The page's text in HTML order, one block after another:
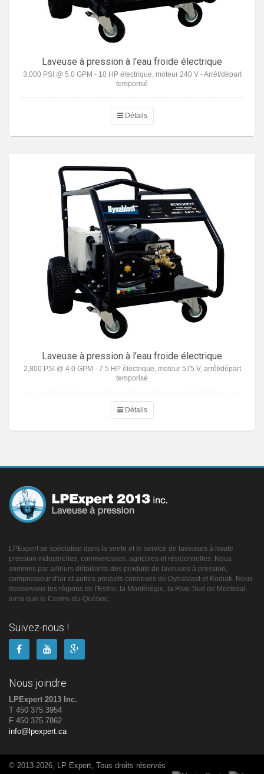
Laveuse à pression à l'eau froide électrique
3,000 PSI @ 5.0 GPM - 10 HP électrique, moteur 240 V - Arrêt/départ
temporisé
Détails
Laveuse à pression à l'eau froide électrique
2,800 PSI @ 4.0 GPM - 7.5 HP électrique, moteur 575 V, arrêt/départ
temporisé
Détails
LPExpert se spécialise dans la vente et le service de laveuses à haute
pression industrielles, commerciales, agricoles et résidentielles. Nous
sommes par ailleurs détaillants des produits de laveuses à pression,
compresseur d'air et autres produits connexes de Dynablast et Kodiak. Nous
desservons les régions de l'Estrie, la Montérégie, la Rive-Sud de Montréal
ainsi que le Centre-du-Québec.
Suivez-nous !
Nous joindre
LPExpert 2013 Inc.
T 450 375.3954
F 450 375.7862
info@lpexpert.ca
© 2013-2026, LP Expert, Tous droits réservés